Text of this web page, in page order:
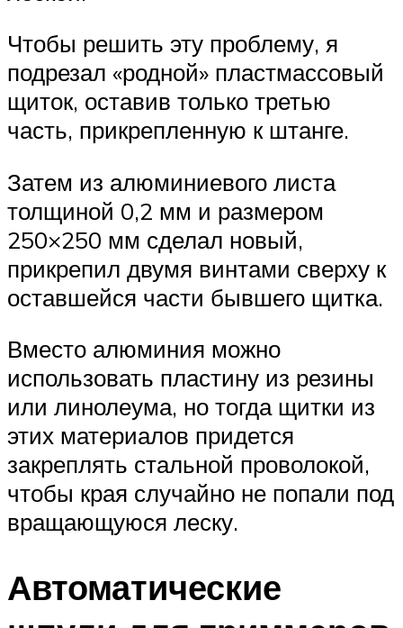
Чтобы решить эту проблему, я
подрезал «родной» пластмассовый
щиток, оставив только третью
часть, прикрепленную к штанге.
Затем из алюминиевого листа
толщиной 0,2 мм и размером
250×250 мм сделал новый,
прикрепил двумя винтами сверху к
оставшейся части бывшего щитка.
Вместо алюминия можно
использовать пластину из резины
или линолеума, но тогда щитки из
этих материалов придется
закреплять стальной проволокой,
чтобы края случайно не попали под
вращающуюся леску.
Автоматические